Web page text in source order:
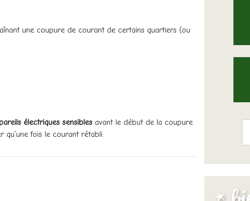
une coupure de courant de certains quartiers (ou
électriques sensibles avant le début de la coupure
fois le courant rétabli.